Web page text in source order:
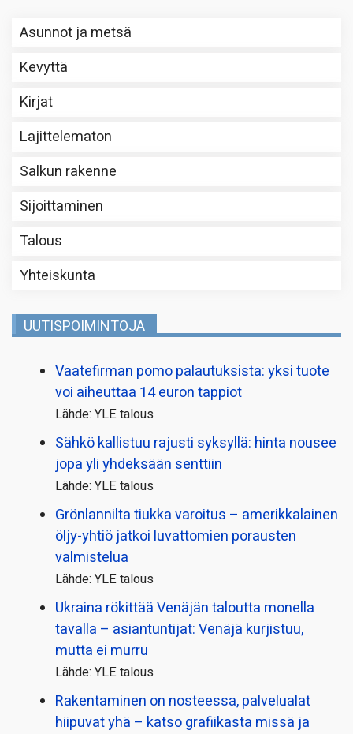
Asunnot ja metsä
Kevyttä
Kirjat
Lajittelematon
Salkun rakenne
Sijoittaminen
Talous
Yhteiskunta
UUTISPOIMINTOJA
Vaatefirman pomo palautuksista: yksi tuote
voi aiheuttaa 14 euron tappiot
Lähde: YLE talous
Sähkö kallistuu rajusti syksyllä: hinta nousee
jopa yli yhdeksään senttiin
Lähde: YLE talous
Grönlannilta tiukka varoitus – amerikkalainen
öljy-yhtiö jatkoi luvattomien porausten
valmistelua
Lähde: YLE talous
Ukraina rökittää Venäjän taloutta monella
tavalla – asiantuntijat: Venäjä kurjistuu,
mutta ei murru
Lähde: YLE talous
Rakentaminen on nosteessa, palvelualat
hiipuvat yhä – katso grafiikasta missä ja